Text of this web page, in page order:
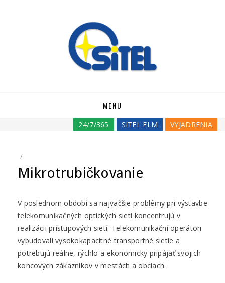
MENU
VYJADRENIA
SITEL FLM
24/7/365
ON
Mikrotrubičkovanie
V poslednom období sa najväčšie problémy pri výstavbe
telekomunikačných optických sietí koncentrujú v
realizácii prístupových sietí. Telekomunikační operátori
vybudovali vysokokapacitné transportné sietie a
potrebujú reálne, rýchlo a ekonomicky pripájať svojich
koncových zákazníkov v mestách a obciach.